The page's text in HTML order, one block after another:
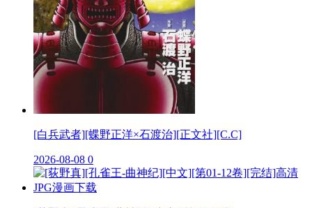
[白兵武者][蝶野正洋×石渡治][正文社][C.C]
2026-08-08 0